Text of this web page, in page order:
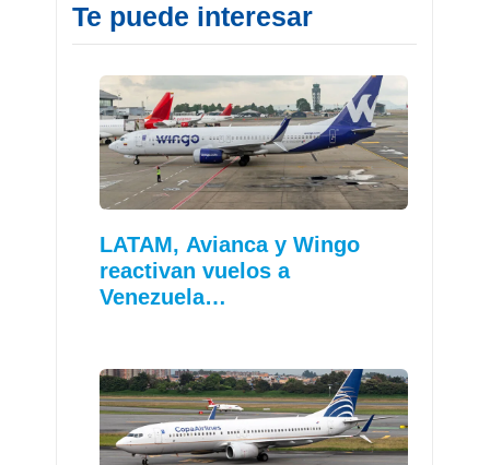
Te puede interesar
LATAM, Avianca y Wingo
reactivan vuelos a
Venezuela…